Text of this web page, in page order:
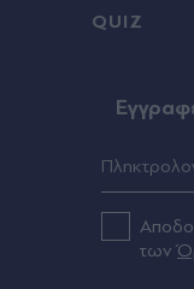
Τραμπ: Σχέδιο
Ανδρομάχη:
πολύχρωμο
QUIZ
των